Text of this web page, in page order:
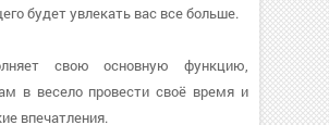
будет увлекать вас все больше.
свою основную функцию,
в весело провести своё время и
впечатления.